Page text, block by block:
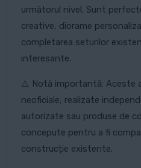
următorul nivel. Sunt
creative, diorame
completarea seturilor
interesante.
⚠️ Notă importantă: Aceste
neoficiale, realizate
autorizate sau produse de
concepute pentru a fi
construcție existente.